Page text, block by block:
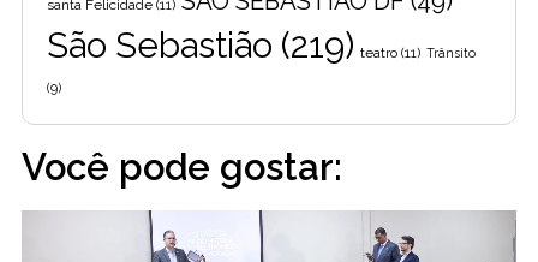
santa Felicidade (11)
São Sebastião (219) teatro (11) Trânsito
(9)
Você pode gostar: